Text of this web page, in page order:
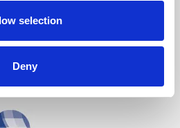
selection
Deny